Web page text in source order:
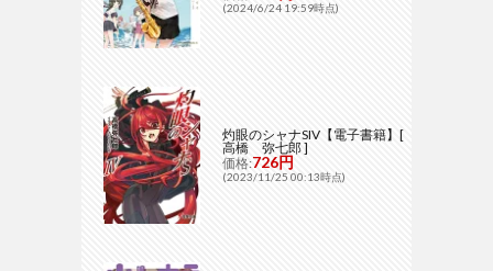
(2024/6/24 19:59時点)
灼眼のシャナSIV【電子書籍】[
高橋 弥七郎 ]
価格:726円
(2023/11/25 00:13時点)